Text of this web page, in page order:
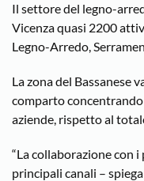
Il settore del legno-
Vicenza quasi 2200
Legno-Arredo,
La zona del Bassanese
comparto
aziende, rispetto al
“La collaborazione con
principali canali –